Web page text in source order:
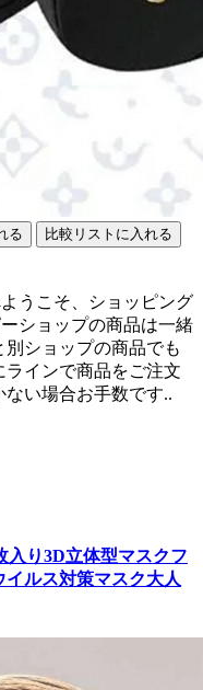
る
比較リストに入れる
うこそ、ショッピング
ショップの商品は一緒
ショップの商品でも
インで商品をご注文
い場合お手数です..
入り3D立体型マスクフ
ルス対策マスク大人